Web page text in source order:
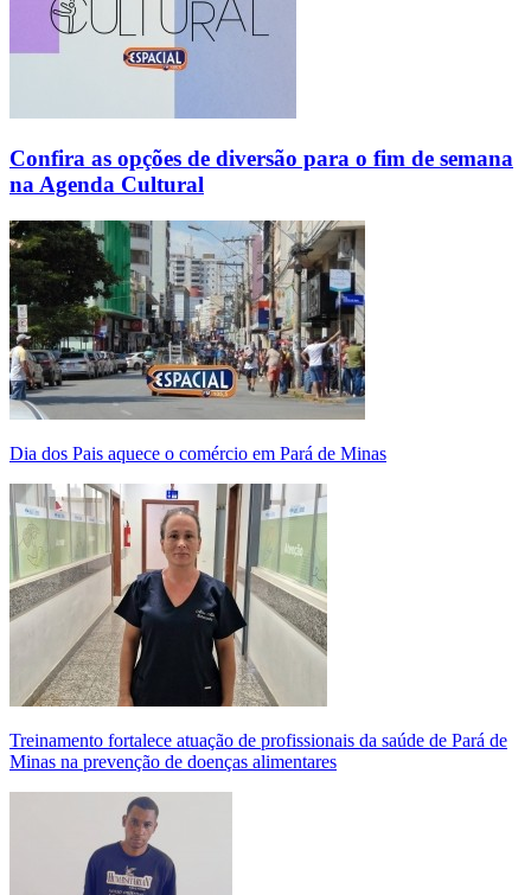
Confira as opções de diversão para o fim de semana
na Agenda Cultural
Dia dos Pais aquece o comércio em Pará de Minas
Treinamento fortalece atuação de profissionais da saúde de Pará de
Minas na prevenção de doenças alimentares